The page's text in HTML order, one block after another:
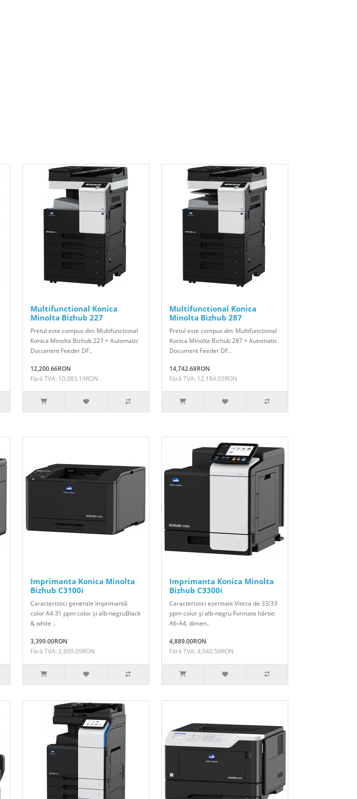
Multifunctional Konica
Minolta Bizhub 227
Pretul este compus din: Multifunctional
Konica Minolta Bizhub 227 + Automatic
Document Feeder DF..
12,200.66RON
Fără TVA: 10,083.19RON
Multifunctional Konica
Minolta Bizhub 287
Pretul este compus din: Multifunctional
Konica Minolta Bizhub 287 + Automatic
Document Feeder DF..
14,742.68RON
Fără TVA: 12,184.03RON
Imprimanta Konica Minolta
Bizhub C3100i
Caracteristici generale Imprimantă
color A4 31 ppm color și alb-negruBlack
& white ..
3,399.00RON
Fără TVA: 2,809.09RON
Imprimanta Konica Minolta
Bizhub C3300i
Caracteristici esentiale Viteza de 33/33
ppm color şi alb-negru Formate hârtie:
A6-A4, dimen..
4,889.00RON
Fără TVA: 4,040.50RON